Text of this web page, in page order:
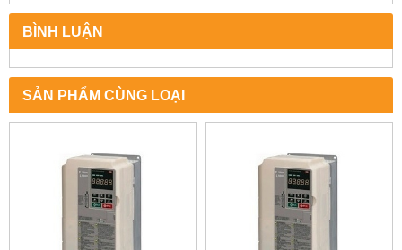
BÌNH LUẬN
SẢN PHẨM CÙNG LOẠI